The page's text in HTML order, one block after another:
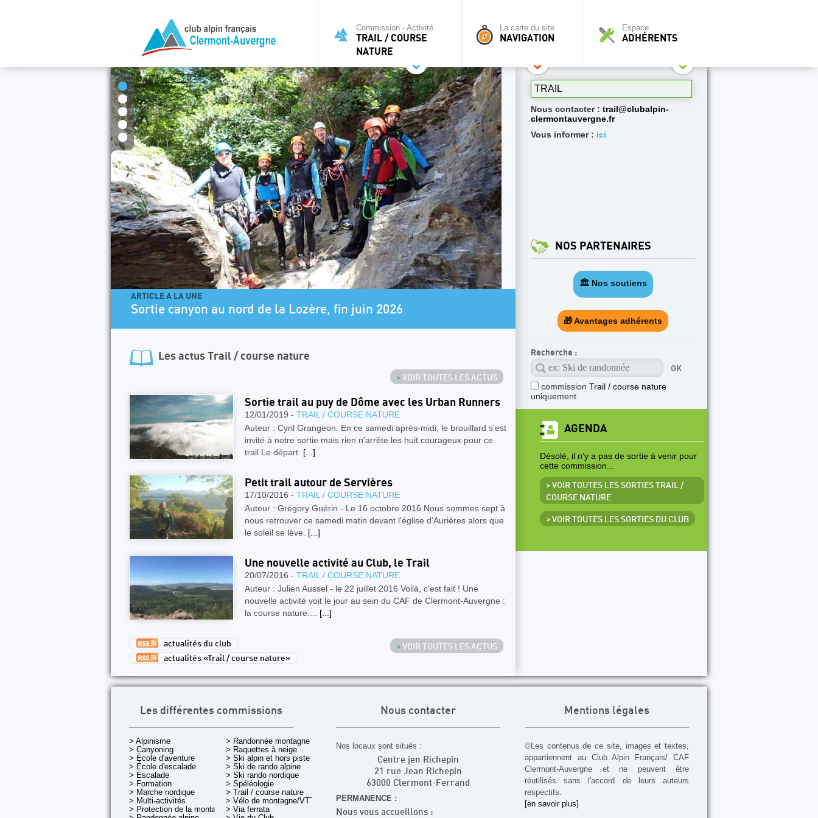
Commission - Activité
TRAIL / COURSE
NATURE
La carte du site
NAVIGATION
Espace
ADHÉRENTS
ARTICLE A LA UNE
Sortie canyon au nord de la Lozère, fin juin 2026
ARTICLE A LA UNE
Le Pass’Aran, une aventure transfrontalière.
Les actus Trail / course nature
> VOIR TOUTES LES ACTUS
Sortie trail au puy de Dôme avec les Urban Runners
12/01/2019 - TRAIL / COURSE NATURE
Auteur : Cyril Grangeon. En ce samedi après-midi, le brouillard s'est
invité à notre sortie mais rien n'arrête les huit courageux pour ce
trail.Le départ. [...]
Petit trail autour de Servières
17/10/2016 - TRAIL / COURSE NATURE
Auteur : Grégory Guérin - Le 16 octobre 2016 Nous sommes sept à
nous retrouver ce samedi matin devant l'église d'Aurières alors que
le soleil se lève. [...]
Une nouvelle activité au Club, le Trail
20/07/2016 - TRAIL / COURSE NATURE
Auteur : Julien Aussel - le 22 juillet 2016 Voilà, c'est fait ! Une
nouvelle activité voit le jour au sein du CAF de Clermont-Auvergne :
la course nature.... [...]
> VOIR TOUTES LES ACTUS
actualités du club
actualités «Trail / course nature»
TRAIL
Nous contacter : trail@clubalpin-
clermontauvergne.fr
Vous informer : ici
NOS PARTENAIRES
🏛️ Nos soutiens
🎁 Avantages adhérents
Recherche :
commission Trail / course nature
uniquement
AGENDA
Désolé, il n'y a pas de sortie à venir pour
cette commission...
> VOIR TOUTES LES SORTIES TRAIL /
COURSE NATURE
> VOIR TOUTES LES SORTIES DU CLUB
Les différentes commissions
> Alpinisme
> Canyoning
> École d'aventure
> École d'escalade
> Escalade
> Formation
> Marche nordique
> Multi-activités
> Protection de la montagne
> Randonnée montagne
> Raquettes à neige
> Ski alpin et hors piste
> Ski de rando alpine
> Ski rando nordique
> Spéléologie
> Trail / course nature
> Vélo de montagne/VTT
> Via ferrata
Nous contacter
Nos locaux sont situés :
Centre jen Richepin
21 rue Jean Richepin
63000 Clermont-Ferrand
PERMANENCE :
Nous vous accueillons :
Mentions légales
©Les contenus de ce site, images et textes,
appartiennent au Club Alpin Français/ CAF
Clermont-Auvergne et ne peuvent être
réutilisés sans l'accord de leurs auteurs
respectifs.
[en savoir plus]